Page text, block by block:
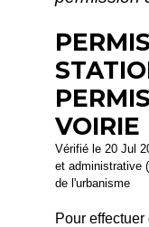
VOIRIE
Vérifié le 20 Jul
et administrative
de l'urbanisme
Pour